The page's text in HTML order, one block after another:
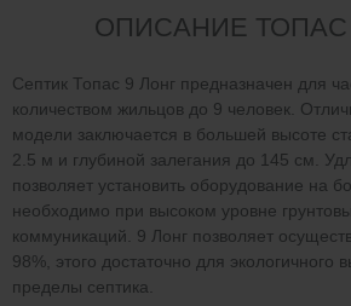
ОПИСАНИЕ ТОПАС
Септик Топас 9 Лонг предназначен для
количеством жильцов до 9 человек.
модели заключается в большей высоте
2.5 м и глубиной залегания до 145 см.
позволяет установить оборудование на
необходимо при высоком уровне
коммуникаций. 9 Лонг позволяет
98%, этого достаточно для экологичного
пределы септика.